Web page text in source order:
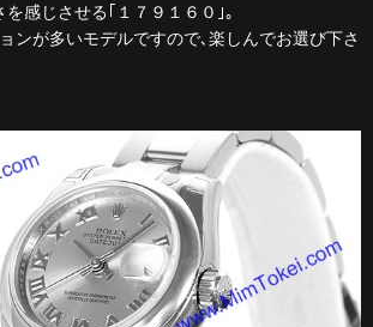
を感じさせる｢１７９１６０｣｡
ンが多いモデルですので､楽しんでお選び下さ